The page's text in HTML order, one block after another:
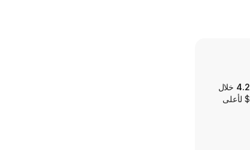
خلال
12 شهرًا, ضمن نطاق يتراوح بين ‏19.19 US$ لأدنى سعر و‏47.25 US$ لأعلى